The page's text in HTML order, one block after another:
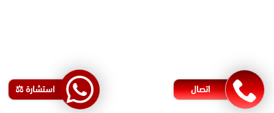
اتصال استشارة ⚖️
محامي مطالبات مالية في البحرين
رقم محامي في البحرين